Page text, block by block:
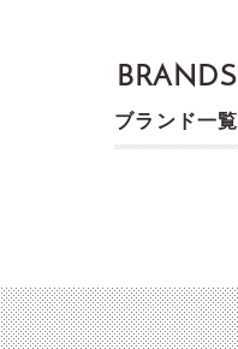
BRANDS
ブランド一覧